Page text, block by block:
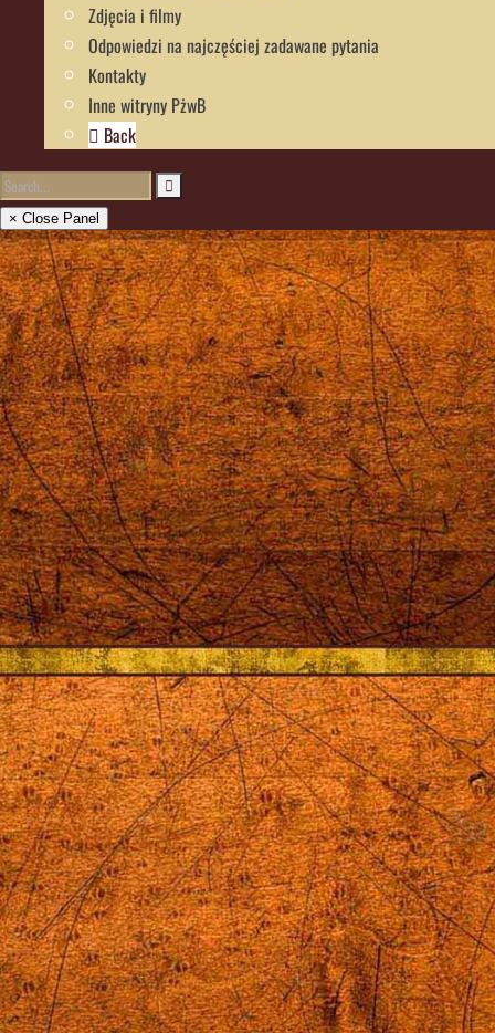
Zdjęcia i filmy
Odpowiedzi na najczęściej zadawane pytania
Kontakty
Inne witryny PżwB
Back
× Close Panel